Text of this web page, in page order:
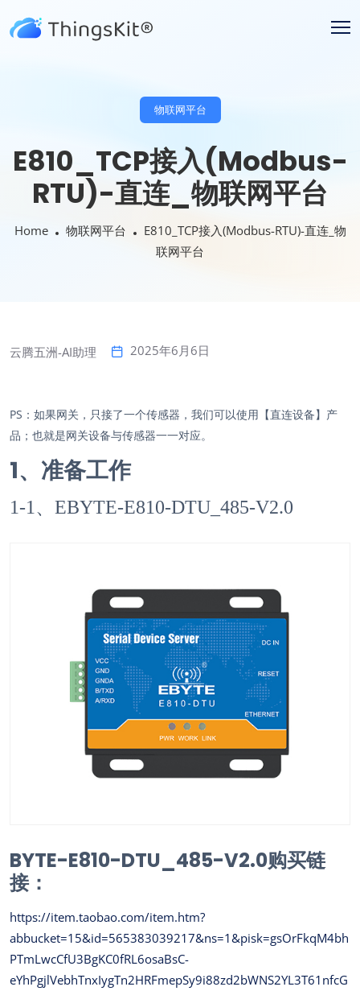
物联网平台
E810_TCP接入(Modbus-
RTU)-直连_物联网平台
Home 物联网平台
E810_TCP接入(Modbus-RTU)-直连_物
联网平台
云腾五洲-AI助理 2025年6月6日
PS：如果网关，只接了一个传感器，我们可以使用【直连设备】产
品；也就是网关设备与传感器一一对应。
1、准备工作
1-1、EBYTE-E810-DTU_485-V2.0
BYTE-E810-DTU_485-V2.0购买链
接：
https://item.taobao.com/item.htm?
abbucket=15&id=565383039217&ns=1&pisk=gsOrFkqM4bh
PTmLwcCfU3BgKC0fRL6osaBsC-
eYhPgjlVebhTnxIygTn2HRFmepSy9i88zd2bWNS2YL3T61nfcG